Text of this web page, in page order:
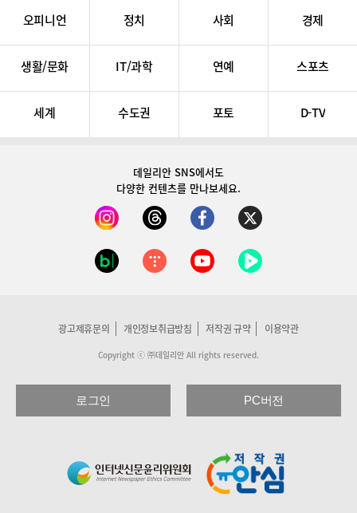
오피니언 정치 사회 경제
생활/문화 IT/과학 연예 스포츠
세계 수도권 포토 D-TV
데일리안 SNS에서도
다양한 컨텐츠를 만나보세요.
광고제휴문의 개인정보취급방침 저작권 규약 이용약관
Copyright ⓒ ㈜데일리안 All rights reserved.
로그인 PC버전